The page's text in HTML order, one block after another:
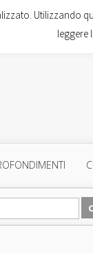
Utilizzando
leggere